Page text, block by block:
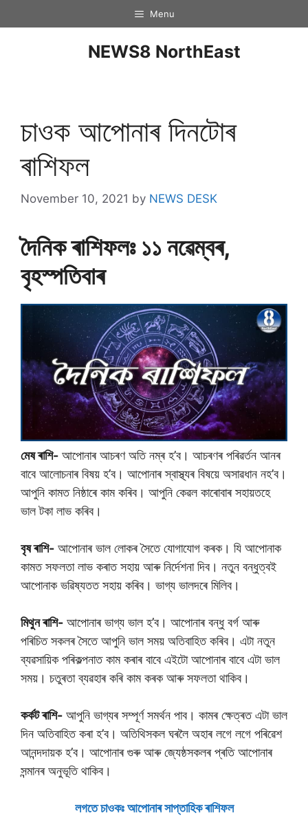
Menu
NEWS8 NorthEast
চাওক আপোনাৰ দিনটােৰ
ৰাশিফল
November 10, 2021 by NEWS DESK
দৈনিক ৰাশিফলঃ ১১ নৱেম্বৰ,
বৃহস্পতিবাৰ
মেষ ৰাশি- আপোনাৰ আচৰণ অতি নম্ৰ হ’ব। আচৰণৰ পৰিৱৰ্তন আনৰ
বাবে আলোচনাৰ বিষয় হ’ব। আপোনাৰ স্বাস্থ্যৰ বিষয়ে অসাৱধান নহ’ব।
আপুনি কামত নিষ্ঠাৰে কাম কৰিব। আপুনি কেৱল কাৰোবাৰ সহায়তহে
ভাল টকা লাভ কৰিব।
বৃষ ৰাশি- আপোনাৰ ভাল লোকৰ সৈতে যোগাযোগ কৰক। যি আপোনাক
কামত সফলতা লাভ কৰাত সহায় আৰু নিৰ্দেশনা দিব। নতুন বন্ধুত্বই
আপোনাক ভৱিষ্যতত সহায় কৰিব। ভাগ্য ভালদৰে মিলিব।
মিথুন ৰাশি- আপোনাৰ ভাগ্য ভাল হ’ব। আপোনাৰ বন্ধু বৰ্গ আৰু
পৰিচিত সকলৰ সৈতে আপুনি ভাল সময় অতিবাহিত কৰিব। এটা নতুন
ব্যৱসায়িক পৰিকল্পনাত কাম কৰাৰ বাবে এইটো আপোনাৰ বাবে এটা ভাল
সময়। চতুৰতা ব্যৱহাৰ কৰি কাম কৰক আৰু সফলতা থাকিব।
কৰ্কট ৰাশি- আপুনি ভাগ্যৰ সম্পূৰ্ণ সমৰ্থন পাব। কামৰ ক্ষেত্ৰত এটা ভাল
দিন অতিবাহিত কৰা হ’ব। অতিথিসকল ঘৰলৈ অহাৰ লগে লগে পৰিৱেশ
আনন্দদায়ক হ’ব। আপোনাৰ গুৰু আৰু জ্যেষ্ঠসকলৰ প্ৰতি আপোনাৰ
সন্মানৰ অনুভূতি থাকিব।
লগতে চাওকঃ আপােনাৰ সাপ্তাহিক ৰাশিফল